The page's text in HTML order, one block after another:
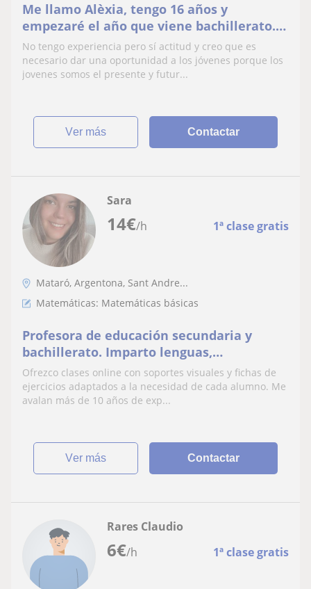
Me llamo Alèxia, tengo 16 años y
empezaré el año que viene bachillerato.
Soy estudiante, deportista de alto nivel de
baloncesto. Me definiría como
responsable y autoexigente. Me gusta el
No tengo experiencia pero sí actitud y creo que es
necesario dar una oportunidad a los jóvenes porque los
jovenes somos el presente y futur...
ver más Contactar
14€/h 1ª clase gratis
Sara
Mataró, Argentona, Sant Andre...
Matemáticas: Matemáticas básicas
Profesora de educación secundaria y
bachillerato. Imparto lenguas,
matemáticas y ciencias en ESO y química
en bachillerato.
Ofrezco clases online con soportes visuales y fichas de
ejercicios adaptados a la necesidad de cada alumno. Me
avalan más de 10 años de exp...
ver más Contactar
6€/h 1ª clase gratis
Rares Claudio